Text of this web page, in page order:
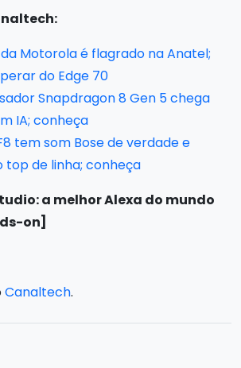
Motorola é flagrado na Anatel;
do Edge 70
Snapdragon 8 Gen 5 chega
IA; conheça
tem som Bose de verdade e
top de linha; conheça
a melhor Alexa do mundo
on]
Canaltech.